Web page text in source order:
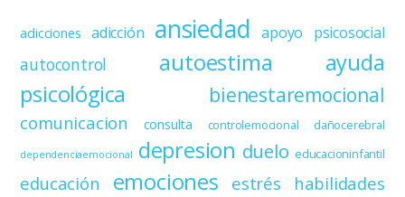
adicciones adicción ansiedad apoyo psicosocial
autocontrol autoestima
ayuda
psicológica
bienestaremocional
comunicacion consulta controlemocional dañocerebral
dependenciaemocional depresion duelo educacioninfantil
educación emociones estrés
habilidades